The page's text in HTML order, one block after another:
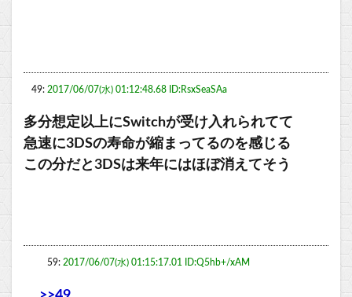
49: 2017/06/07(水) 01:12:48.68 ID:RsxSeaSAa
多分想定以上にSwitchが受け入れられてて
急速に3DSの寿命が縮まってるのを感じる
この分だと3DSは来年にはほぼ消えてそう
59: 2017/06/07(水) 01:15:17.01 ID:Q5hb+/xAM